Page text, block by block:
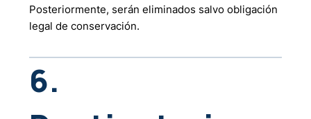
Posteriormente, serán eliminados salvo obligación
legal de conservación.
6.